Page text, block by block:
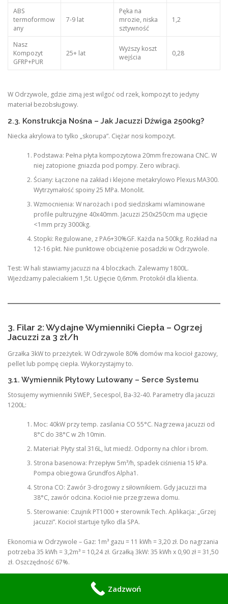
ABS
termoformow
any
7-9 lat
Pęka na
mrozie, niska
sztywność
1,2
Nasz
Kompozyt
GFRP+PUR
25+ lat
Wyższy koszt
wejścia
0,28
W Odrzywole, gdzie zimą jest wilgoć od rzek, kompozyt to jedyny
materiał bezobsługowy.
2.3. Konstrukcja Nośna – Jak Jacuzzi Dźwiga 2500kg?
Niecka akrylowa to tylko „skorupa”. Ciężar nosi kompozyt.
Podstawa: Pełna płyta kompozytowa 20mm frezowana CNC. W
niej zatopione gniazda pod pompy. Zero wibracji.
Ściany: Łączone na zakład i klejone metakrylowo Plexus MA300.
Wytrzymałość spoiny 25 MPa. Monolit.
Wzmocnienia: W narożach i pod siedziskami wlaminowane
profile pultruzyjne 40x40mm. Jacuzzi 250x250cm ma ugięcie
<1mm przy 3000kg.
Stopki: Regulowane, z PA6+30%GF. Każda na 500kg. Rozkład na
12-16 pkt. Nie punktowe obciążenie posadzki w Odrzywole.
Test: W hali stawiamy jacuzzi na 4 bloczkach. Zalewamy 1800L.
Wjeżdżamy paleciakiem 1,5t. Ugięcie 0,6mm. Protokół dla klienta.
3. Filar 2: Wydajne Wymienniki Ciepła – Ogrzej
Jacuzzi za 3 zł/h
Grzałka 3kW to przeżytek. W Odrzywole 80% domów ma kocioł gazowy,
pellet lub pompę ciepła. Wykorzystajmy to.
3.1. Wymiennik Płytowy Lutowany – Serce Systemu
Stosujemy wymienniki SWEP, Secespol, Ba-32-40. Parametry dla jacuzzi
1200L:
Moc: 40kW przy temp. zasilania CO 55°C. Nagrzewa jacuzzi od
8°C do 38°C w 2h 10min.
Materiał: Płyty stal 316L, lut miedź. Odporny na chlor i brom.
Strona basenowa: Przepływ 5m³/h, spadek ciśnienia 15 kPa.
Pompa obiegowa Grundfos Alpha1.
Strona CO: Zawór 3-drogowy z siłownikiem. Gdy jacuzzi ma
38°C, zawór odcina. Kocioł nie przegrzewa domu.
Sterowanie: Czujnik PT1000 + sterownik Tech. Aplikacja: „Grzej
jacuzzi”. Kocioł startuje tylko dla SPA.
Ekonomia w Odrzywole – Gaz: 1m³ gazu = 11 kWh = 3,20 zł. Do nagrzania
potrzeba 35 kWh = 3,2m³ = 10,24 zł. Grzałką 3kW: 35 kWh x 0,90 zł = 31,50
zł. Oszczędność 67%.
Zadzwoń